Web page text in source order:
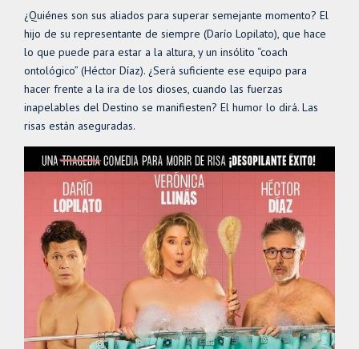
¿Quiénes son sus aliados para superar semejante momento? El
hijo de su representante de siempre (Darío Lopilato), que hace
lo que puede para estar a la altura, y un insólito “coach
ontológico” (Héctor Díaz). ¿Será suficiente ese equipo para
hacer frente a la ira de los dioses, cuando las fuerzas
inapelables del Destino se manifiesten? El humor lo dirá. Las
risas están aseguradas.